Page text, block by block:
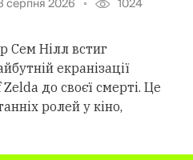
Сем Нілл встиг
екранізації
до своєї смерті. Це
ролей у кіно,